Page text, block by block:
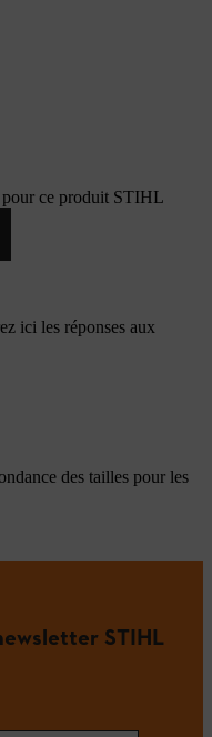
ce produit STIHL
ici les réponses aux
des tailles pour les
STIHL